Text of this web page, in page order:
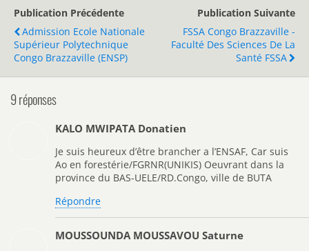
Publication Précédente
Admission Ecole Nationale
Supérieur Polytechnique
Congo Brazzaville (ENSP)
Publication Suivante
FSSA Congo Brazzaville -
Faculté Des Sciences De La
Santé FSSA
9 réponses
KALO MWIPATA Donatien
Je suis heureux d’être brancher a l’ENSAF, Car suis
Ao en forestérie/FGRNR(UNIKIS) Oeuvrant dans la
province du BAS-UELE/RD.Congo, ville de BUTA
Répondre
MOUSSOUNDA MOUSSAVOU Saturne